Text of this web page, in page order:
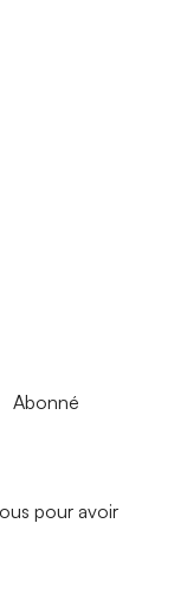
Abonné
pour avoir